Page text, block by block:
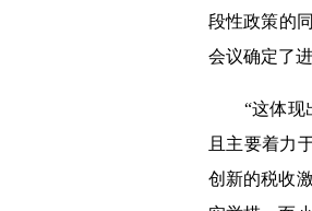
段性政策的
会议确定了
“这体现
且主要着力
创新的税收